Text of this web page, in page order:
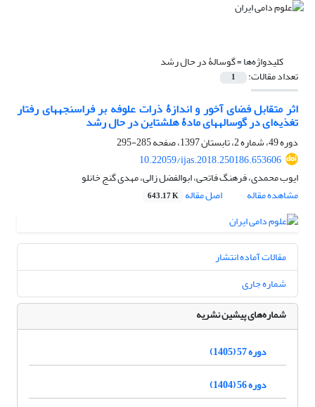
کلیدواژه‌ها =گوسالۀ‌ در حال رشد
تعداد مقالات: 1
اثر متقابل فضای آخور و اندازۀ ذرات علوفه بر فراسنجه‎های رفتار
تغذیه‌ای در گوساله‎های مادۀ هلشتاین در حال رشد
دوره 49، شماره 2، تابستان 1397، صفحه
285-295
10.22059/ijas.2018.250186.653606
ایوب محمدی، فرهنگ فاتحی، ابوالفضل زالی، مهدی گنج خانلو
مشاهده مقاله
اصل مقاله 643.17 K
مقالات آماده انتشار
شماره جاری
شماره‌های پیشین نشریه
دوره 57 (1405)
دوره 56 (1404)